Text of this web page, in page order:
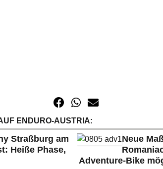
ENDURO-AUSTRIA:
Straßburg am
Heiße Phase,
Neue
Adventure-Bike